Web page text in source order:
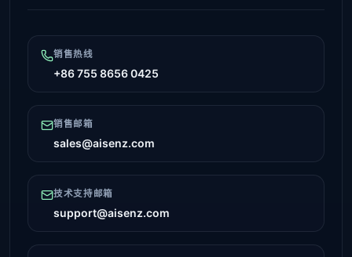
销售热线
+86 755 8656 0425
销售邮箱
sales@aisenz.com
技术支持邮箱
support@aisenz.com